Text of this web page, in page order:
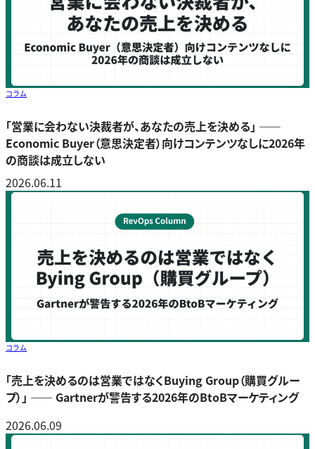
コラム
「営業に会わない決裁者が、あなたの売上を決める」 ――
Economic Buyer（意思決定者）向けコンテンツなしに2026年
の商談は成立しない
2026.06.11
コラム
「売上を決めるのは営業ではなくBuying Group（購買グルー
プ）」 ―― Gartnerが警告する2026年のBtoBマーケティング
2026.06.09